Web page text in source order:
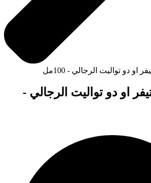
دو تواليت الرجالي - 100مل
او دو تواليت الرجالي -